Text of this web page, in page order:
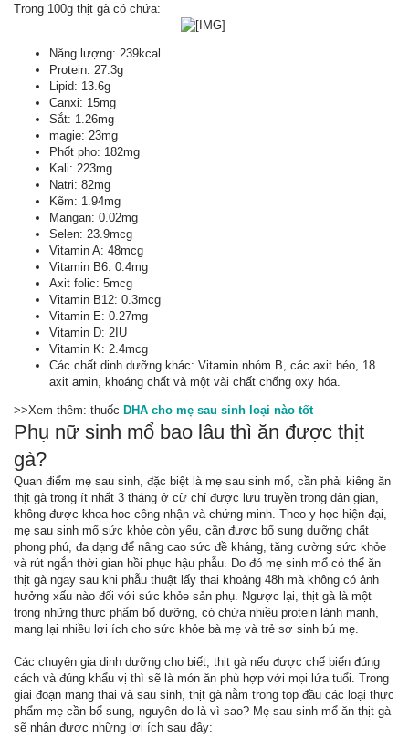
Trong 100g thịt gà có chứa:
Năng lượng: 239kcal
Protein: 27.3g
Lipid: 13.6g
Canxi: 15mg
Sắt: 1.26mg
magie: 23mg
Phốt pho: 182mg
Kali: 223mg
Natri: 82mg
Kẽm: 1.94mg
Mangan: 0.02mg
Selen: 23.9mcg
Vitamin A: 48mcg
Vitamin B6: 0.4mg
Axit folic: 5mcg
Vitamin B12: 0.3mcg
Vitamin E: 0.27mg
Vitamin D: 2IU
Vitamin K: 2.4mcg
Các chất dinh dưỡng khác: Vitamin nhóm B, các axit béo, 18
axit amin, khoáng chất và một vài chất chống oxy hóa.
>>Xem thêm: thuốc DHA cho mẹ sau sinh loại nào tốt
Phụ nữ sinh mổ bao lâu thì ăn được thịt
gà?
Quan điểm mẹ sau sinh, đặc biệt là mẹ sau sinh mổ, cần phải kiêng ăn
thịt gà trong ít nhất 3 tháng ở cữ chỉ được lưu truyền trong dân gian,
không được khoa học công nhận và chứng minh. Theo y học hiện đại,
mẹ sau sinh mổ sức khỏe còn yếu, cần được bổ sung dưỡng chất
phong phú, đa dạng để nâng cao sức đề kháng, tăng cường sức khỏe
và rút ngắn thời gian hồi phục hậu phẫu. Do đó mẹ sinh mổ có thể ăn
thịt gà ngay sau khi phẫu thuật lấy thai khoảng 48h mà không có ảnh
hưởng xấu nào đối với sức khỏe sản phụ. Ngược lại, thịt gà là một
trong những thực phẩm bổ dưỡng, có chứa nhiều protein lành mạnh,
mang lại nhiều lợi ích cho sức khỏe bà mẹ và trẻ sơ sinh bú mẹ.
Các chuyên gia dinh dưỡng cho biết, thịt gà nếu được chế biến đúng
cách và đúng khẩu vị thì sẽ là món ăn phù hợp với mọi lứa tuổi. Trong
giai đoạn mang thai và sau sinh, thịt gà nằm trong top đầu các loại thực
phẩm mẹ cần bổ sung, nguyên do là vì sao? Mẹ sau sinh mổ ăn thịt gà
sẽ nhận được những lợi ích sau đây: